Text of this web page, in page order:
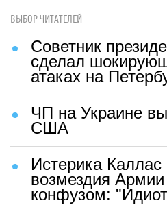
ВЫБОР ЧИТАТЕЛЕЙ
Советник
сделал
атаках на
ЧП на Украине
США
Истерика Каллас
возмездия
конфузом: